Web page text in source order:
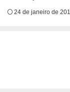
24 de janeiro de